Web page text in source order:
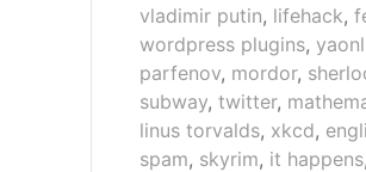
vladimir putin, lifehack,
wordpress plugins,
parfenov, mordor,
subway, twitter,
linus torvalds, xkcd,
spam, skyrim, it happens,